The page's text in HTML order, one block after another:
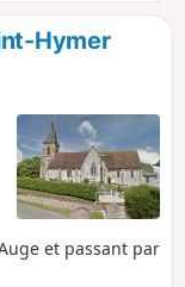
Hymer
et passant par